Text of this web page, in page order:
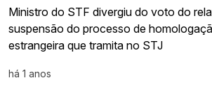
Ministro do STF divergiu do voto do
suspensão do processo de
estrangeira que tramita no STJ
há 1 anos